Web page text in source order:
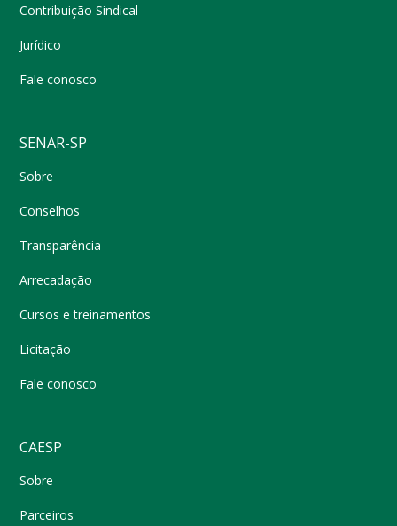
Contribuição Sindical
Jurídico
Fale conosco
SENAR-SP
Sobre
Conselhos
Transparência
Arrecadação
Cursos e treinamentos
Licitação
Fale conosco
CAESP
Sobre
Parceiros